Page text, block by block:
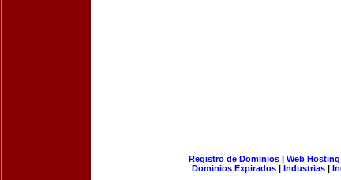
Registro de Dominios| Web Hosting
Dominios Expirados | Industrias |